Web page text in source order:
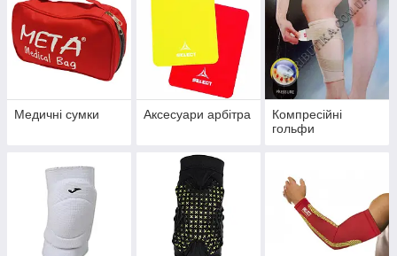
Медичні сумки Аксесуари арбітра
Компресійні
гольфи